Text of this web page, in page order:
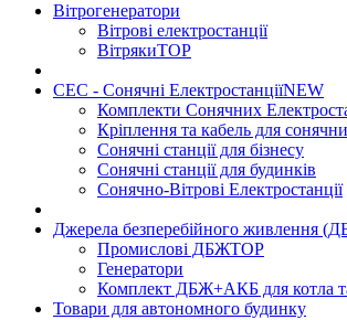
Вітрогенератори
Вітрові електростанції
ВітрякиTOP
СЕС - Сонячні ЕлектростанціїNEW
Комплекти Сонячних
Кріплення та кабель для
Сонячні станції для бізнесу
Сонячні станції для будинків
Сонячно-Вітрові Електростанції
Джерела безперебійного живлення
Промислові ДБЖTOP
Генератори
Комплект ДБЖ+АКБ для котла
Товари для автономного будинку